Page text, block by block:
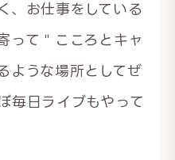
、お仕事をしている
って＂こころとキャ
ような場所としてぜ
毎日ライブもやって